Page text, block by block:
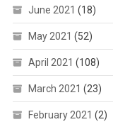
June 2021 (18)
May 2021 (52)
April 2021 (108)
March 2021 (23)
February 2021 (2)